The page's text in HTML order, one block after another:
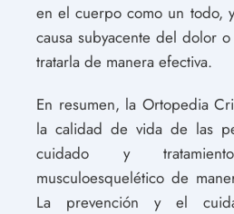
en el cuerpo como un todo,
causa subyacente del dolor
tratarla de manera efectiva.
En resumen, la Ortopedia
la calidad de vida de las
cuidado y
musculoesquelético de
La prevención y el